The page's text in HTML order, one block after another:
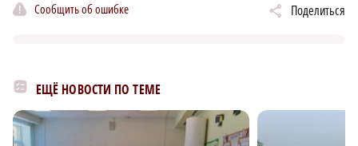
Сообщить об ошибке Поделиться
ЕЩЁ НОВОСТИ ПО ТЕМЕ